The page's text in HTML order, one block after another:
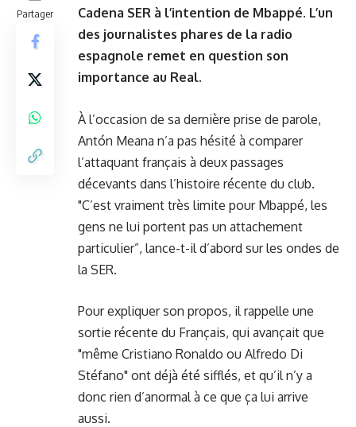
Partager
Cadena SER à l’intention de Mbappé. L’un
des journalistes phares de la radio
espagnole remet en question son
importance au Real.
À l’occasion de sa dernière prise de parole,
Antón Meana n’a pas hésité à comparer
l’attaquant français à deux passages
décevants dans l’histoire récente du club.
"C’est vraiment très limite pour Mbappé, les
gens ne lui portent pas un attachement
particulier”, lance-t-il d’abord sur les ondes de
la SER.
Pour expliquer son propos, il rappelle une
sortie récente du Français, qui avançait que
"même Cristiano Ronaldo ou Alfredo Di
Stéfano" ont déjà été sifflés, et qu’il n’y a
donc rien d’anormal à ce que ça lui arrive
aussi.